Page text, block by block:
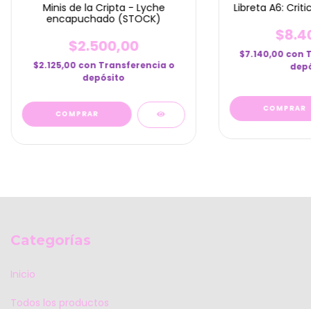
Minis de la Cripta - Lyche
encapuchado (STOCK)
$2.500,00
$2.125,00 con Transferencia o
depósito
Libreta A6:
$7.140,00 con
Categorías
Inicio
Todos los productos